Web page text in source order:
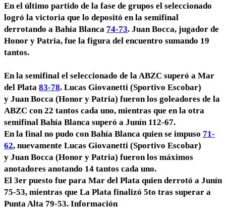
En el último partido de la fase de grupos el seleccionado
logró la victoria que lo depositó en la semifinal
derrotando a Bahía Blanca 74-73. Juan Bocca, jugador de
Honor y Patria, fue la figura del encuentro sumando 19
tantos.
En la semifinal el seleccionado de la ABZC superó a Mar
del Plata 83-78. Lucas Giovanetti (Sportivo Escobar)
y Juan Bocca (Honor y Patria) fueron los goleadores de la
ABZC con 22 tantos cada uno, mientras que en la otra
semifinal Bahía Blanca superó a Junín 112-67.
En la final no pudo con Bahía Blanca quien se impuso 71-
62, nuevamente Lucas Giovanetti (Sportivo Escobar)
y Juan Bocca (Honor y Patria) fueron los máximos
anotadores anotando 14 tantos cada uno.
El 3er puesto fue para Mar del Plata quien derrotó a Junín
75-53, mientras que La Plata finalizó 5to tras superar a
Punta Alta 79-53. Información